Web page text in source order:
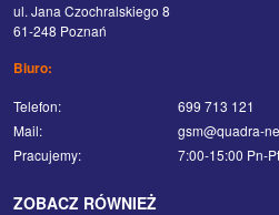
ul. Jana Czochralskiego 8
61-248 Poznań
Biuro:
Telefon:
699 713 121
Mail:
gsm@quadra-
Pracujemy:
7:00-15:00 Pn-Pt
ZOBACZ RÓWNIEŻ